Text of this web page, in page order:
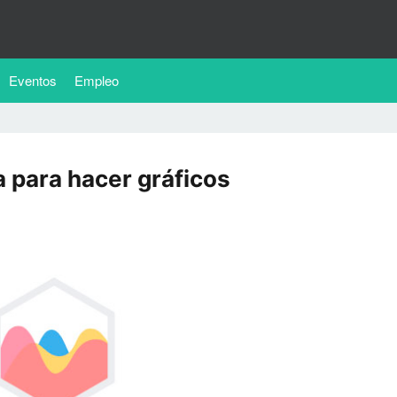
Eventos Empleo
hacer gráficos